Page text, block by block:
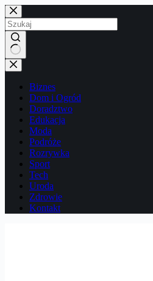
Przejdź
do
treści
Brak
wyników
Biznes
Dom i Ogród
Doradztwo
Edukacja
Moda
Podróże
Rozrywka
Sport
Tech
Uroda
Zdrowie
Kontakt